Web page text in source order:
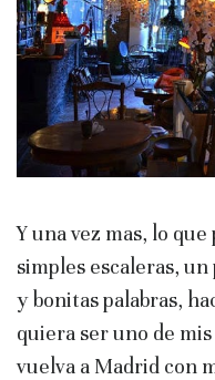
Y una vez mas, lo
simples escaleras,
y bonitas palabras,
quiera ser uno de
vuelva a Madrid con